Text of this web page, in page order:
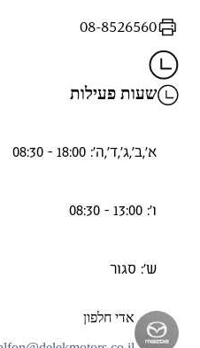
08-8526560
שעות פעילות
א',ב',ג',ד',ה': 18:00 - 08:30
ש': סגור
אדי חלפון